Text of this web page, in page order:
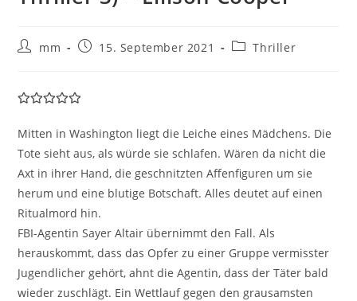
mm 15. September 2021 Thriller
Mitten in Washington liegt die Leiche eines Mädchens. Die
Tote sieht aus, als würde sie schlafen. Wären da nicht die
Axt in ihrer Hand, die geschnitzten Affenfiguren um sie
herum und eine blutige Botschaft. Alles deutet auf einen
Ritualmord hin.
FBI-Agentin Sayer Altair übernimmt den Fall. Als
herauskommt, dass das Opfer zu einer Gruppe vermisster
Jugendlicher gehört, ahnt die Agentin, dass der Täter bald
wieder zuschlägt. Ein Wettlauf gegen den grausamsten